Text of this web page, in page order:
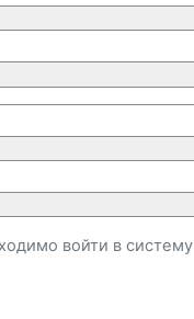
войти в систему